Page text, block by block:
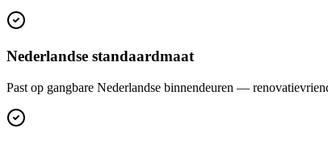
Nederlandse standaardmaat
Past op gangbare Nederlandse binnendeuren —